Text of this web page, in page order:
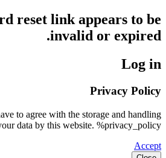
reset link appears to be
invalid or expired.
Log in
Privacy Policy
to agree with the storage and handling
data by this website. %privacy_policy%
Accept